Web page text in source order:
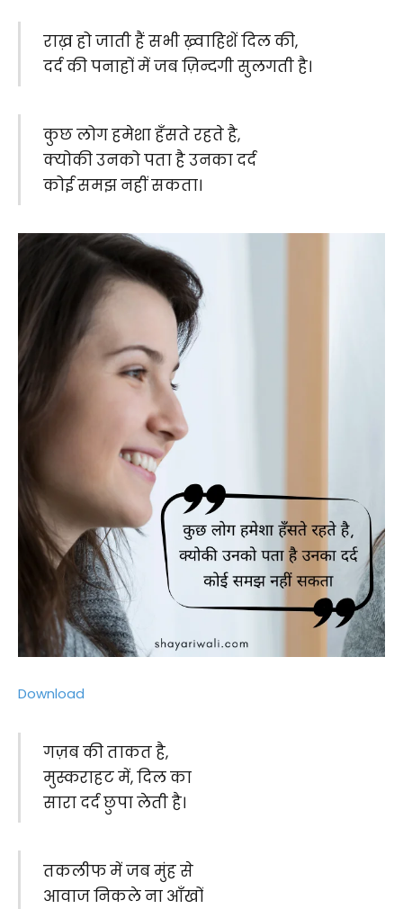
राख़ हो जाती हैं सभी ख़्वाहिशें दिल की,
दर्द की पनाहों में जब ज़िन्दगी सुलगती है।
कुछ लोग हमेशा हँसते रहते है,
क्योकी उनको पता है उनका दर्द
कोई समझ नहीं सकता।
Download
गज़ब की ताकत है,
मुस्कराहट में, दिल का
सारा दर्द छुपा लेती है।
तकलीफ में जब मुंह से
आवाज निकले ना आँखों